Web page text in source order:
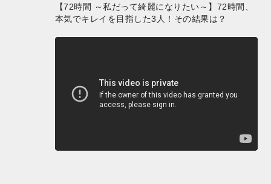
【72時間 ～私だって綺麗になりたい～】72時間、
本気でキレイを目指した3人！その結果は？